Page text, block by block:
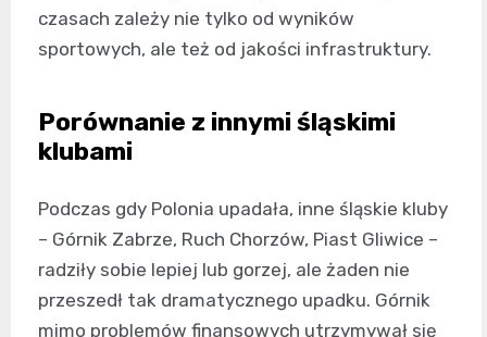
czasach zależy nie tylko od wyników
sportowych, ale też od jakości infrastruktury.
Porównanie z innymi śląskimi
klubami
Podczas gdy Polonia upadała, inne śląskie kluby
– Górnik Zabrze, Ruch Chorzów, Piast Gliwice –
radziły sobie lepiej lub gorzej, ale żaden nie
przeszedł tak dramatycznego upadku. Górnik
mimo problemów finansowych utrzymywał się